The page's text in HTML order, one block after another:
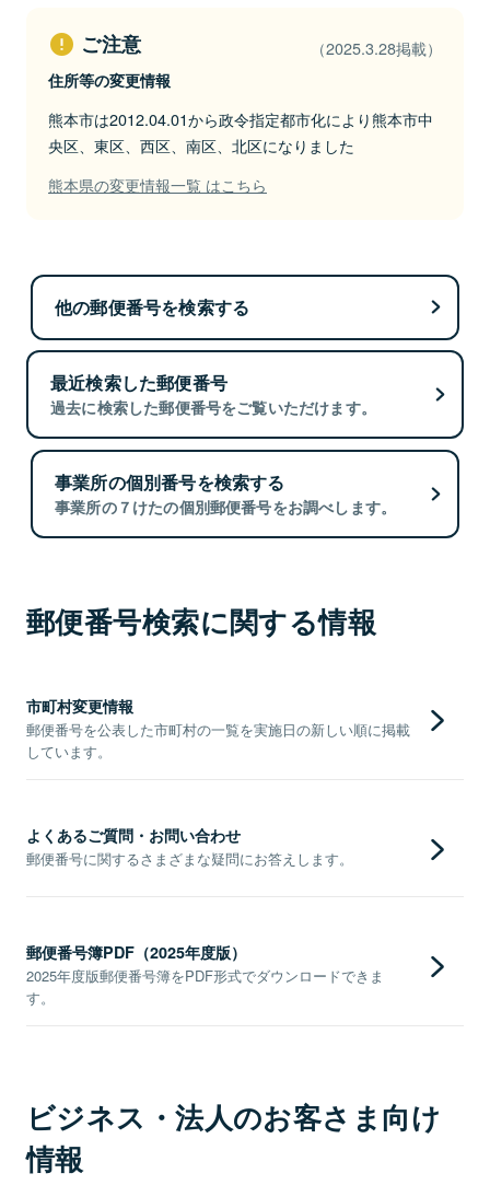
ご注意 （2025.3.28掲載）
住所等の変更情報
熊本市は2012.04.01から政令指定都市化により熊本市中
央区、東区、西区、南区、北区になりました
熊本県の変更情報一覧 はこちら
他の郵便番号を検索する
最近検索した郵便番号
過去に検索した郵便番号をご覧いただけます。
事業所の個別番号を検索する
事業所の７けたの個別郵便番号をお調べします。
郵便番号検索に関する情報
市町村変更情報
郵便番号を公表した市町村の一覧を実施日の新しい順に掲載
しています。
よくあるご質問・お問い合わせ
郵便番号に関するさまざまな疑問にお答えします。
郵便番号簿PDF（2025年度版）
2025年度版郵便番号簿をPDF形式でダウンロードできま
す。
ビジネス・法人のお客さま向け
情報